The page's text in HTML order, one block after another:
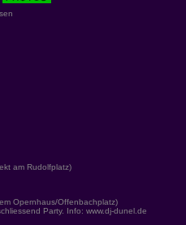
am Rudolfplatz)
Opernhaus/Offenbachplatz)
Party. Info: www.dj-dunel.de